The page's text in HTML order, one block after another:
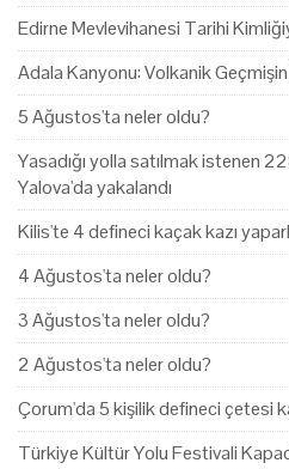
Edirne Mevlevihanesi Tarihi
Adala Kanyonu: Volkanik
5 Ağustos'ta neler oldu?
Yasadığı yolla satılmak istenen
Yalova'da yakalandı
Kilis'te 4 defineci kaçak kazı
4 Ağustos'ta neler oldu?
3 Ağustos'ta neler oldu?
2 Ağustos'ta neler oldu?
Çorum'da 5 kişilik defineci çetesi
Türkiye Kültür Yolu Festivali